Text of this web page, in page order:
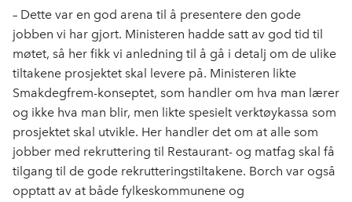
– Dette var en god arena til å presentere den gode
jobben vi har gjort. Ministeren hadde satt av god tid til
møtet, så her fikk vi anledning til å gå i detalj om de ulike
tiltakene prosjektet skal levere på. Ministeren likte
Smakdegfrem-konseptet, som handler om hva man lærer
og ikke hva man blir, men likte spesielt verktøykassa som
prosjektet skal utvikle. Her handler det om at alle som
jobber med rekruttering til Restaurant- og matfag skal få
tilgang til de gode rekrutteringstiltakene. Borch var også
opptatt av at både fylkeskommunene og